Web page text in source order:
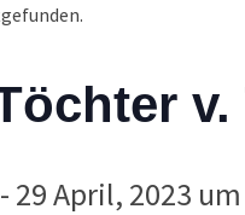
- 29 April, 2023